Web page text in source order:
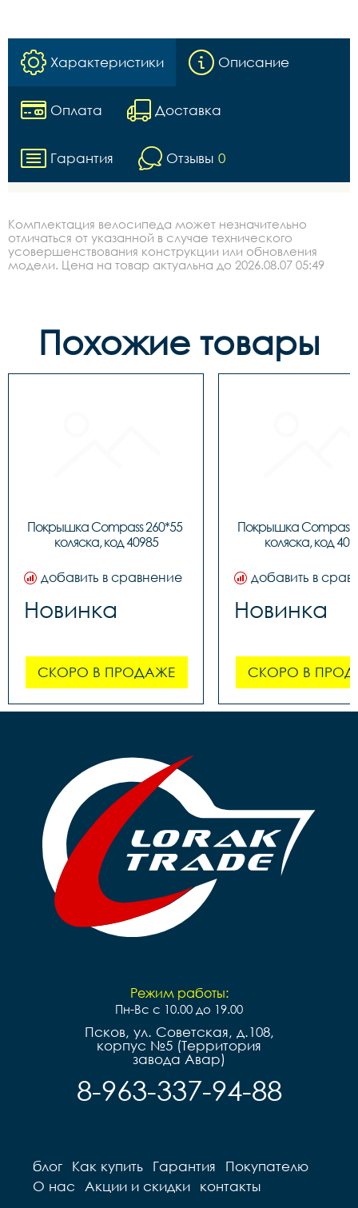
Характеристики Описание
Оплата Доставка
Гарантия Отзывы 0
Комплектация велосипеда может незначительно
отличаться от указанной в случае технического
усовершенствования конструкции или обновления
модели. Цена на товар актуальна до 2026.08.07 05:49
Похожие товары
Покрышка Compass 260*55
коляска, код 40985
добавить в сравнение
Новинка
СКОРО В ПРОДАЖЕ
Покрышка Compass
коляска, код
добавить в
Новинка
СКОРО В
Режим работы:
Пн-Вс с 10.00 до 19.00
Псков, ул. Советская, д.108,
корпус №5 (Территория
завода Авар)
8-963-337-94-88
блог Как купить Гарантия
Покупателю
О нас
Акции и скидки контакты